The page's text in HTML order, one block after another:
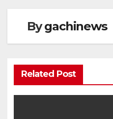
ー
ョ
ン
Bygachinews
Related Post